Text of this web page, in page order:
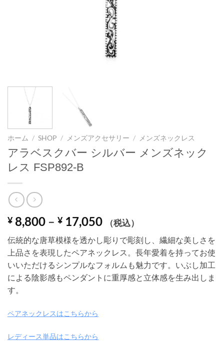
ホーム / SHOP / メンズアクセサリー / メンズネックレス
アラベスクバー シルバー メンズネック
レス FSP892-B
¥ 8,800 – ¥ 17,050価
格
帯:
¥ 8,800
–
¥ 17,050
（税込）
伝統的な唐草模様を透かし彫りで彫刻し、繊細な美しさを
上品さを表現したペアネックレス。長年愛着を持ってお使
いいただけるシンプルなフォルムも魅力です。いぶし加工
による陰影感もペンダントに重厚感と立体感を生み出しま
す。
ペアネックレスはこちらから
レディース単品はこちらから